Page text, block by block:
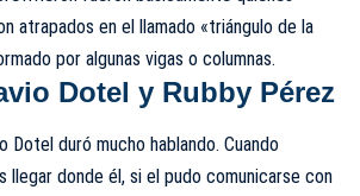
atrapados en el llamado «triángulo de la
por algunas vigas o columnas.
Dotel y Rubby Pérez
Dotel duró mucho hablando. Cuando
llegar donde él, si el pudo comunicarse con